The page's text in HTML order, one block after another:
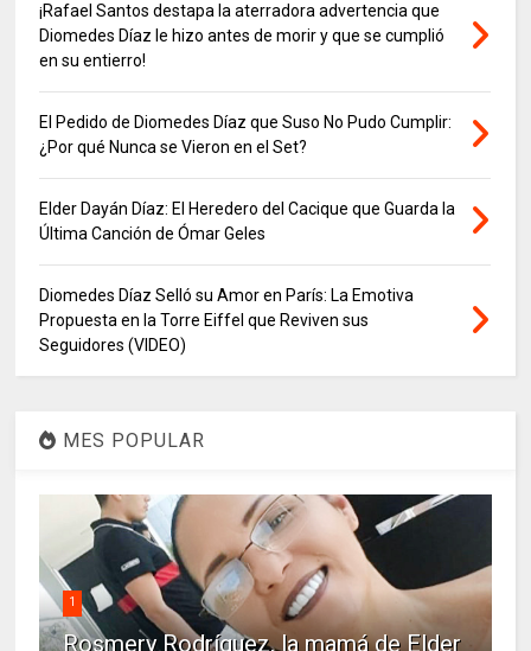
¡Rafael Santos destapa la aterradora advertencia que
Diomedes Díaz le hizo antes de morir y que se cumplió
en su entierro!
El Pedido de Diomedes Díaz que Suso No Pudo Cumplir:
¿Por qué Nunca se Vieron en el Set?
Elder Dayán Díaz: El Heredero del Cacique que Guarda la
Última Canción de Ómar Geles
Diomedes Díaz Selló su Amor en París: La Emotiva
Propuesta en la Torre Eiffel que Reviven sus
Seguidores (VIDEO)
MES POPULAR
1
Rosmery Rodríguez, la mamá de Elder